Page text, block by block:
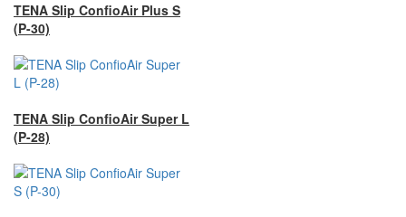
TENA Slip ConfioAir Plus S
(P-30)
TENA Slip ConfioAir Super L
(P-28)